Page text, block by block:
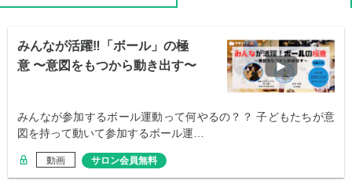
みんなが活躍‼️「ボール」の極
意 〜意図をもつから動き出す〜
みんなが参加するボール運動って何やるの？？ 子どもたちが意
図を持って動いて参加するボール運…
動画 サロン会員無料